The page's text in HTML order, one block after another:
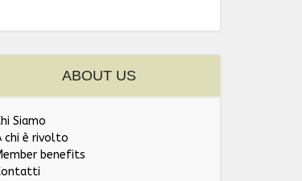
ABOUT US
Siamo
chi è rivolto
benefits